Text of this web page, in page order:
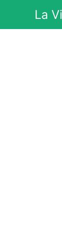
contenuto
La